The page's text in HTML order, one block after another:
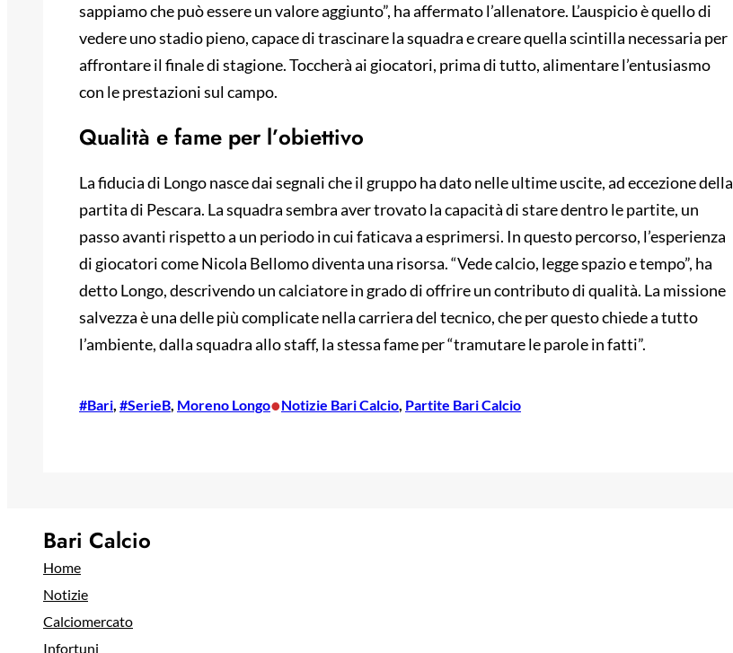
sappiamo che può essere un valore aggiunto”, ha affermato l’allenatore. L’auspicio è quello di
vedere uno stadio pieno, capace di trascinare la squadra e creare quella scintilla necessaria per
affrontare il finale di stagione. Toccherà ai giocatori, prima di tutto, alimentare l’entusiasmo
con le prestazioni sul campo.
Qualità e fame per l’obiettivo
La fiducia di Longo nasce dai segnali che il gruppo ha dato nelle ultime uscite, ad eccezione della
partita di Pescara. La squadra sembra aver trovato la capacità di stare dentro le partite, un
passo avanti rispetto a un periodo in cui faticava a esprimersi. In questo percorso, l’esperienza
di giocatori come Nicola Bellomo diventa una risorsa. “Vede calcio, legge spazio e tempo”, ha
detto Longo, descrivendo un calciatore in grado di offrire un contributo di qualità. La missione
salvezza è una delle più complicate nella carriera del tecnico, che per questo chiede a tutto
l’ambiente, dalla squadra allo staff, la stessa fame per “tramutare le parole in fatti”.
#Bari, #SerieB, Moreno Longo•Notizie Bari Calcio, Partite Bari Calcio
Bari Calcio
Home
Notizie
Calciomercato
Infortuni